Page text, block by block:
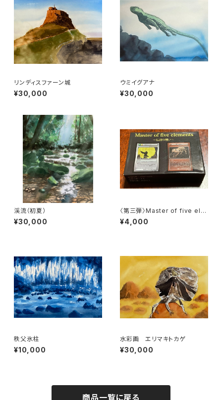
リンディスファーン城
¥30,000
ウミイグアナ
¥30,000
渓流（初夏）
¥30,000
〈第三弾〉Master of five ele
ments〈1セット86枚:2人分〉
¥4,000
秩父氷柱
¥10,000
水彩画 エリマキトカゲ
¥30,000
商品一覧に戻る